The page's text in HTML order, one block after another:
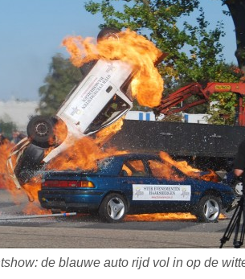
de blauwe auto rijd vol in op de